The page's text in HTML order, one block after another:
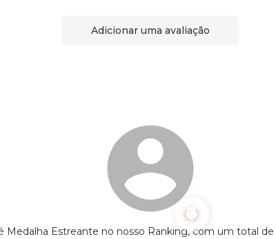
Adicionar uma avaliação
Medalha Estreante no nosso Ranking, com um total de